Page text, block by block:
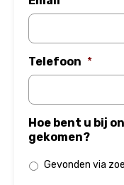
Telefoon *
Hoe bent u bij
gekomen?
Gevonden via